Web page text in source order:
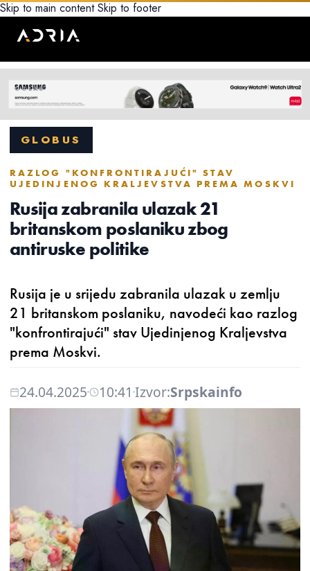
Skip to main content Skip to footer
GLOBUS
RAZLOG "KONFRONTIRAJUĆI" STAV
UJEDINJENOG KRALJEVSTVA PREMA MOSKVI
Rusija zabranila ulazak 21
britanskom poslaniku zbog
antiruske politike
Rusija je u srijedu zabranila ulazak u zemlju
21 britanskom poslaniku, navodeći kao razlog
"konfrontirajući" stav Ujedinjenog Kraljevstva
prema Moskvi.
24.04.2025 10:41 Izvor:Srpskainfo